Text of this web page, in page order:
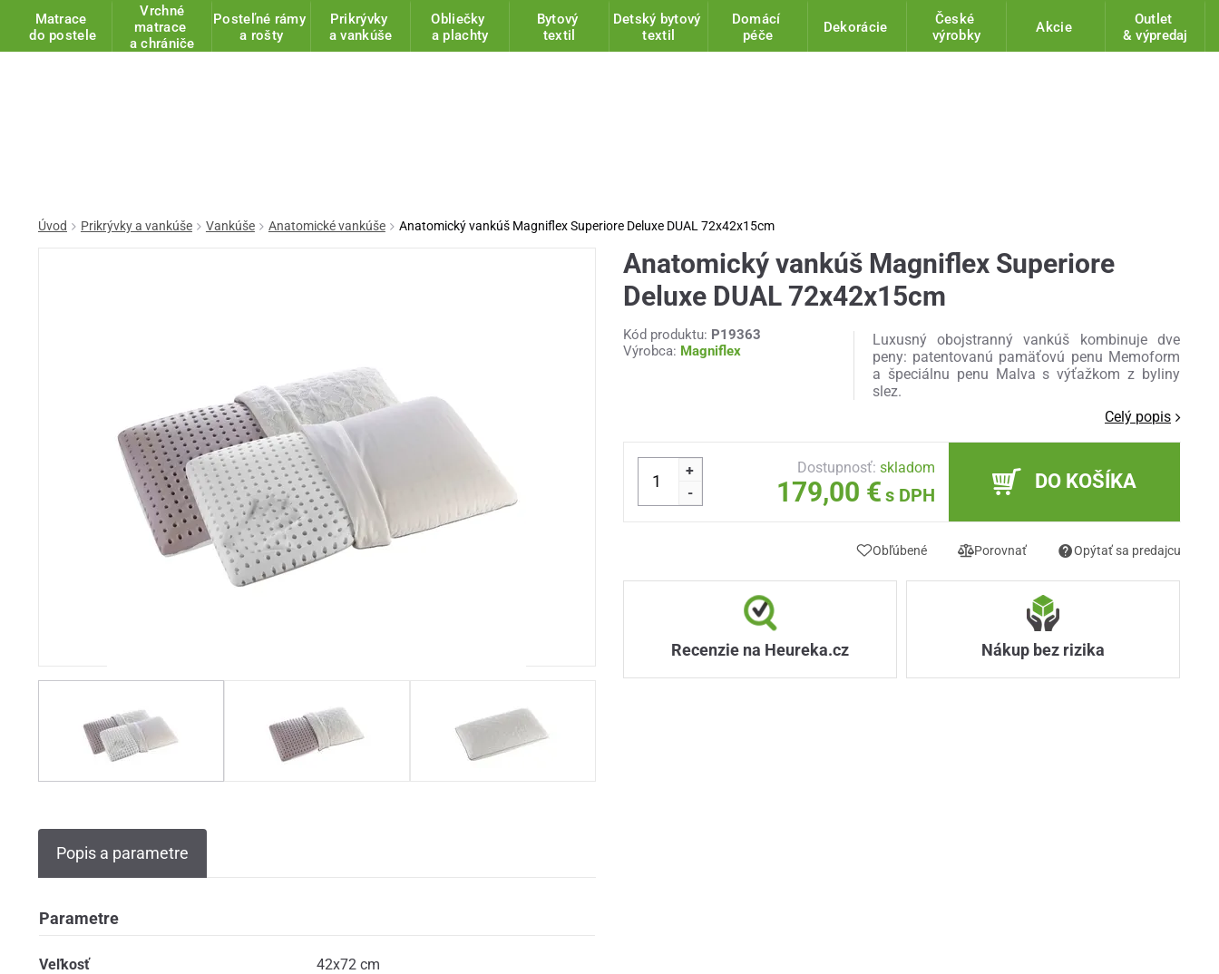
Matrace
do postele
Vrchné
matrace
a chrániče
Posteľné rámy
a rošty
Prikrývky
a vankúše
Obliečky
a plachty
Bytový
textil
Detský bytový
textil
Domácí
péče
Dekorácie
České
výrobky
Akcie
Outlet
& výpredaj
Úvod Prikrývky a vankúše Vankúše Anatomické vankúše Anatomický vankúš Magniflex Superiore Deluxe DUAL 72x42x15cm
Popis a parametre
Parametre
Veľkosť
42x72 cm
Anatomický vankúš Magniflex Superiore
Deluxe DUAL 72x42x15cm
Kód produktu: P19363
Výrobca: Magniflex
Luxusný obojstranný vankúš kombinuje dve
peny: patentovanú pamäťovú penu Memoform
a špeciálnu penu Malva s výťažkom z byliny
slez.
Celý popis
+
-
Dostupnosť: skladom
179,00 € s DPH
DO KOŠÍKA
Obľúbené Porovnať Opýtať sa predajcu
Recenzie na Heureka.cz Nákup bez rizika